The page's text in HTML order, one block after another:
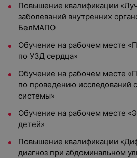
Повышение квалификации
заболеваний внутренних
БелМАПО
Обучение на рабочем месте
по УЗД сердца»
Обучение на рабочем месте
по проведению исследований
системы»
Обучение на рабочем месте
детей»
Повышение квалификации
диагноз при абдоминальном